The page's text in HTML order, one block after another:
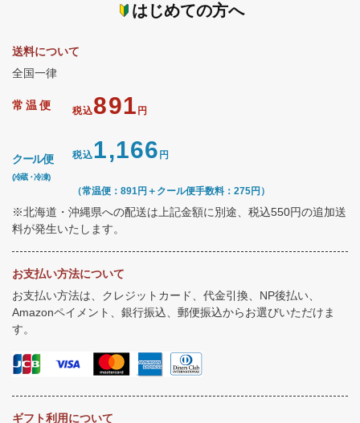
はじめての方へ
送料について
全国一律
常温便 税込891 円
クール便
(冷蔵・冷凍)
税込1,166 円
（常温便：891円＋クール便手数料：275円）
※北海道・沖縄県への配送は上記金額に別途、税込550円の追加送
料が発生いたします。
お支払い方法について
お支払い方法は、クレジットカード、代金引換、NP後払い、
Amazonペイメント、銀行振込、郵便振込からお選びいただけま
す。
ギフト利用について